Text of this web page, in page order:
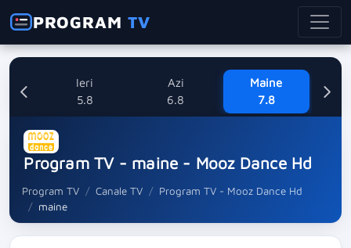
PROGRAMTV
Ieri
5.8
Azi
6.8
Maine
7.8
Program TV - maine - Mooz Dance Hd
Program TV Canale TV
Program TV - Mooz Dance Hd
maine